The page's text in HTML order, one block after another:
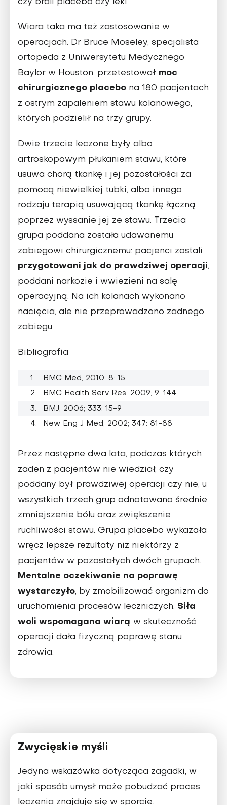
czy brali placebo czy leki.
Wiara taka ma też zastosowanie w
operacjach. Dr Bruce Moseley, specjalista
ortopeda z Uniwersytetu Medycznego
Baylor w Houston, przetestował moc
chirurgicznego placebo na 180 pacjentach
z ostrym zapaleniem stawu kolanowego,
których podzielił na trzy grupy.
Dwie trzecie leczone były albo
artroskopowym płukaniem stawu, które
usuwa chorą tkankę i jej pozostałości za
pomocą niewielkiej tubki, albo innego
rodzaju terapią usuwającą tkankę łączną
poprzez wyssanie jej ze stawu. Trzecia
grupa poddana została udawanemu
zabiegowi chirurgicznemu: pacjenci zostali
przygotowani jak do prawdziwej operacji,
poddani narkozie i wwiezieni na salę
operacyjną. Na ich kolanach wykonano
nacięcia, ale nie przeprowadzono żadnego
zabiegu.
Bibliografia
BMC Med, 2010; 8: 15
BMC Health Serv Res, 2009; 9: 144
BMJ, 2006; 333: 15-9
New Eng J Med, 2002; 347: 81-88
Przez następne dwa lata, podczas których
żaden z pacjentów nie wiedział, czy
poddany był prawdziwej operacji czy nie, u
wszystkich trzech grup odnotowano średnie
zmniejszenie bólu oraz zwiększenie
ruchliwości stawu. Grupa placebo wykazała
wręcz lepsze rezultaty niż niektórzy z
pacjentów w pozostałych dwóch grupach.
Mentalne oczekiwanie na poprawę
wystarczyło, by zmobilizować organizm do
uruchomienia procesów leczniczych. Siła
woli wspomagana wiarą w skuteczność
operacji dała fizyczną poprawę stanu
zdrowia.
Zwycięskie myśli
Jedyna wskazówka dotycząca zagadki, w
jaki sposób umysł może pobudzać proces
leczenia znajduje się w sporcie.